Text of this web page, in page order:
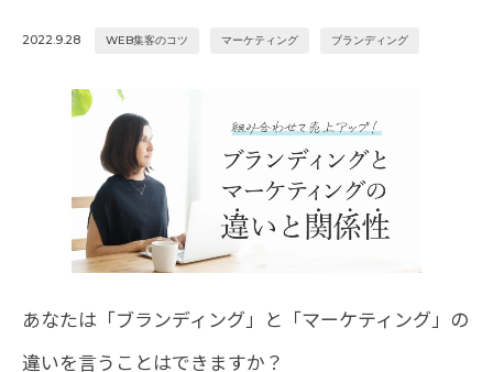
2022.9.28 WEB集客のコツ マーケティング ブランディング
あなたは「ブランディング」と「マーケティング」の
違いを言うことはできますか？